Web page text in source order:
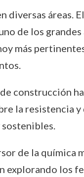
áreas.
de los
más
construcción
la resistencia
de la química
los